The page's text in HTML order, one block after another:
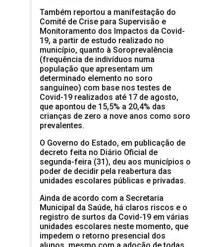
Também reportou a manifestação do
Comité de Crise para Supervisão e
Monitoramento dos Impactos da Covid-
19, a partir de estudo realizado no
município, quanto à Soroprevalência
(frequência de indivíduos numa
população que apresentam um
determinado elemento no soro
sanguíneo) com base nos testes de
Covid-19 realizados até 17 de agosto,
que apontou de 15,5% a 20,4% das
crianças de zero a nove anos como soro
prevalentes.
O Governo do Estado, em publicação de
decreto feita no Diário Oficial de
segunda-feira (31), deu aos municípios o
poder de decidir pela reabertura das
unidades escolares públicas e privadas.
Ainda de acordo com a Secretaria
Municipal da Saúde, há claros riscos e o
registro de surtos da Covid-19 em várias
unidades escolares neste momento, que
impedem o retorno presencial dos